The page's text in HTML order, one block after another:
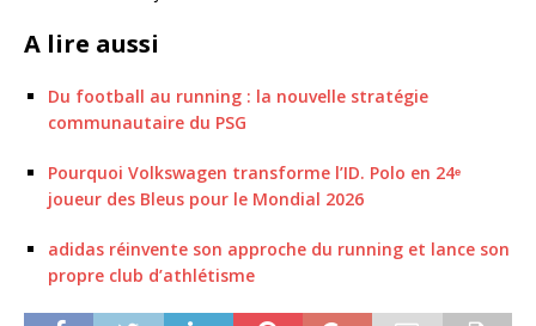
A lire aussi
Du football au running : la nouvelle stratégie
communautaire du PSG
Pourquoi Volkswagen transforme l’ID. Polo en 24ᵉ
joueur des Bleus pour le Mondial 2026
adidas réinvente son approche du running et lance son
propre club d’athlétisme